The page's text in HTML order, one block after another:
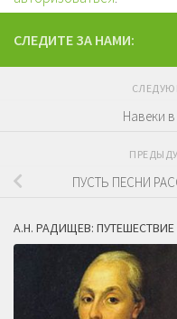
СЛЕДИТЕ ЗА НАМИ:
Навеки
ПУСТЬ ПЕСНИ
А.Н. РАДИЩЕВ: